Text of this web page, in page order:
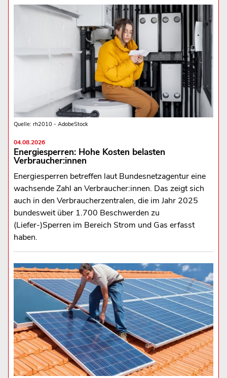
Quelle: rh2010 - AdobeStock
04.08.2026
Energiesperren: Hohe Kosten belasten
Verbraucher:innen
Energiesperren betreffen laut Bundesnetzagentur eine
wachsende Zahl an Verbraucher:innen. Das zeigt sich
auch in den Verbraucherzentralen, die im Jahr 2025
bundesweit über 1.700 Beschwerden zu
(Liefer-)Sperren im Bereich Strom und Gas erfasst
haben.